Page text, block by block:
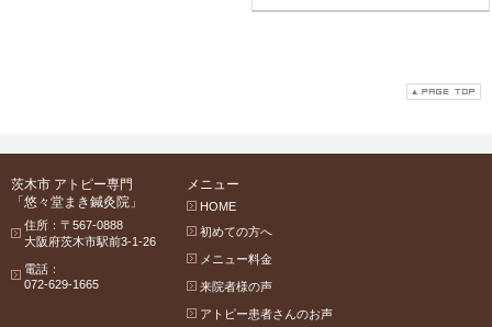
茨木市 アトピー専門
「悠々堂まき鍼灸院」
住所：〒567-0888
大阪府茨木市駅前3-1-26
電話：
072-629-1665
メニュー
HOME
初めての方へ
メニュー料金
来院者様の声
アトピー患者さんのお声